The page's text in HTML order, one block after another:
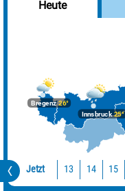
Heute
Bregenz26°
Innsbruck25°
Jetzt 13 14 15